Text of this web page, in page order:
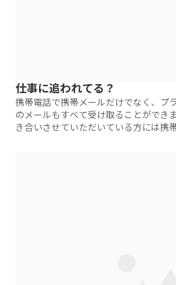
仕事に追われてる？
携帯電話で携帯メールだけでなく、プ
のメールもすべて受け取ることができ
き合いさせていただいている方には携